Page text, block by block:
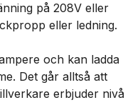
på 208V eller
eller ledning.
och kan ladda
Det går alltså att
erbjuder nivå